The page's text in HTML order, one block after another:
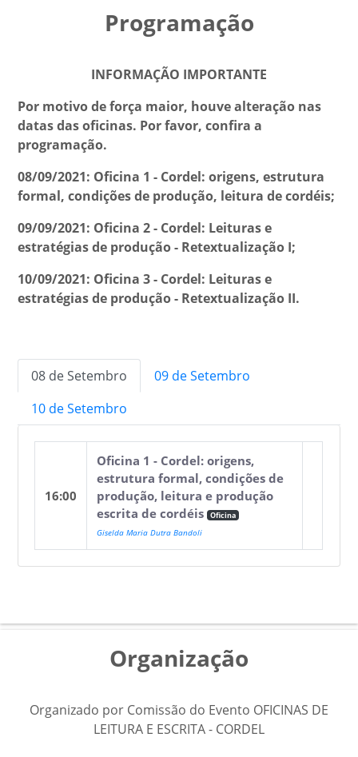
Programação
INFORMAÇÃO IMPORTANTE
Por motivo de força maior, houve alteração nas
datas das oficinas. Por favor, confira a
programação.
08/09/2021: Oficina 1 - Cordel: origens, estrutura
formal, condições de produção, leitura de cordéis;
09/09/2021: Oficina 2 - Cordel: Leituras e
estratégias de produção - Retextualização I;
10/09/2021: Oficina 3 - Cordel: Leituras e
estratégias de produção - Retextualização II.
08 de Setembro
09 de Setembro
10 de Setembro
16:00
Oficina 1 - Cordel: origens,
estrutura formal, condições de
produção, leitura e produção
escrita de cordéis Oficina
Giselda Maria Dutra Bandoli
Organização
Organizado por Comissão do Evento OFICINAS DE
LEITURA E ESCRITA - CORDEL